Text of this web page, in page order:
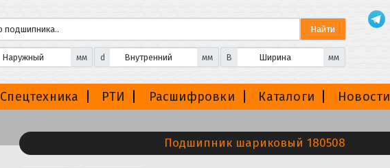
мм d мм B мм
Спецтехника РТИ Расшифровки Каталоги Новости
Подшипник шариковый 180508